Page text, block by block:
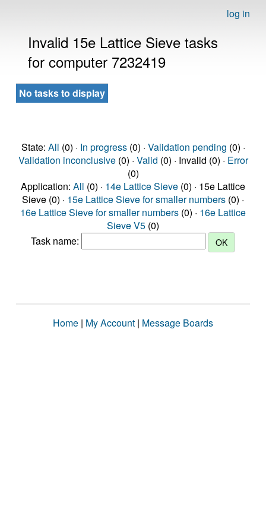
log in
Invalid 15e Lattice Sieve tasks
for computer 7232419
No tasks to display
State: All (0) · In progress(0) · Validation pending (0) ·
Validation inconclusive(0) · Valid (0) · Invalid (0) · Error
(0)
Application: All (0) · 14e Lattice Sieve (0) · 15e Lattice
Sieve (0) · 15e Lattice Sieve for smaller numbers (0) ·
16e Lattice Sieve for smaller numbers (0) · 16e Lattice
Sieve V5 (0)
Task name:
Home | My Account | Message Boards